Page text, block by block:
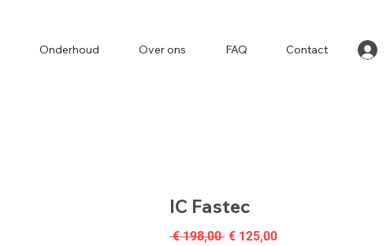
Onderhoud Over ons FAQ Contact
IC Fastec
€ 198,00 Normale
€ 125,00Verkoopprijs